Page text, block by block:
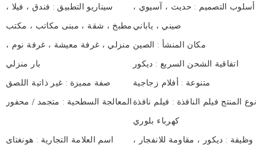
سيناريو التطبيق : فندق ، فيلا ،
مطبخ ، شقة ، مبنى مكاتب ، مكتب
منزلي ، غرفة معيشة ، غرفة نوم ،
بار منزلي
أسلوب التصميم : حديث ، آسيوي ،
صيني ، ياباني
مكان المنشأ : الصين
اتفاقية الشحن السريع : ديكور
صفة مميزة : غير ذاتية اللصق متنوعة : أفلام زجاجية
المعالجة السطحية : متجمد / محفور نوع المنتج فيلم النافذة : فيلم نافذة
كهرباء بلوري
اسم العلامة التجارية : هونغتاى وظيفة : ديكور ، مقاومة للانفجار ،